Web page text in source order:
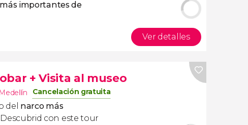
importantes de
Ver detalles
+ Visita al museo
Medellín Cancelación gratuita
del narco más
Descubrid con este tour